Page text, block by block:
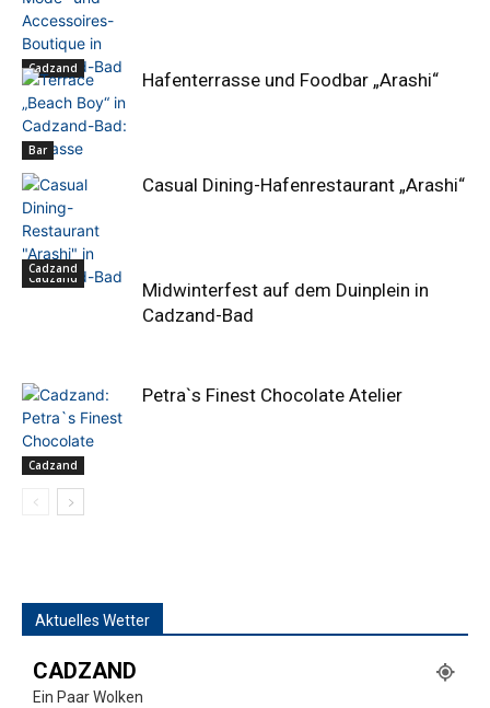
Cadzand
Bar
Hafenterrasse und Foodbar „Arashi“
Cadzand
Casual Dining-Hafenrestaurant „Arashi“
Cadzand
Midwinterfest auf dem Duinplein in
Cadzand-Bad
Cadzand
Petra`s Finest Chocolate Atelier
Aktuelles Wetter
CADZAND
Ein Paar Wolken